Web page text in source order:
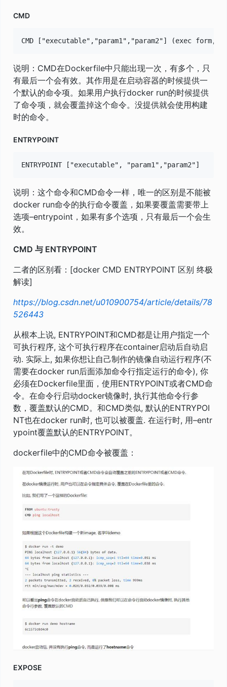
CMD
说明：CMD在Dockerfile中只能出现一次，有多个，只
有最后一个会有效。其作用是在启动容器的时候提供一
个默认的命令项。如果用户执行docker run的时候提供
了命令项，就会覆盖掉这个命令。没提供就会使用构建
时的命令。
ENTRYPOINT
说明：这个命令和CMD命令一样，唯一的区别是不能被
docker run命令的执行命令覆盖，如果要覆盖需要带上
选项–entrypoint，如果有多个选项，只有最后一个会生
效。
CMD 与 ENTRYPOINT
二者的区别看：[docker CMD ENTRYPOINT 区别 终极
解读]
https://blog.csdn.net/u010900754/article/details/78
526443
从根本上说, ENTRYPOINT和CMD都是让用户指定一个
可执行程序, 这个可执行程序在container启动后自动启
动. 实际上, 如果你想让自己制作的镜像自动运行程序(不
需要在docker run后面添加命令行指定运行的命令), 你
必须在Dockerfile里面，使用ENTRYPOINT或者CMD命
令。在命令行启动docker镜像时, 执行其他命令行参
数，覆盖默认的CMD。和CMD类似, 默认的ENTRYPOI
NT也在docker run时, 也可以被覆盖. 在运行时, 用–entr
ypoint覆盖默认的ENTRYPOINT。
dockerfile中的CMD命令被覆盖：
EXPOSE